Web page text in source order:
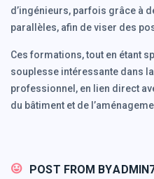
d’ingénieurs, parfois grâce à
parallèles, afin de viser des
Ces formations, tout en étant
souplesse intéressante dans
professionnel, en lien direct
du bâtiment et de
POST FROM BY